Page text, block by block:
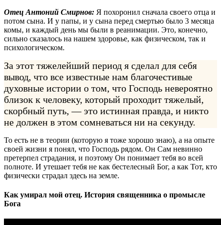
Отец Антоний Смирнов: Я похоронил сначала своего отца и
потом сына. И у папы, и у сына перед смертью было 3 месяца
комы, и каждый день мы были в реанимации. Это, конечно,
сильно сказалось на нашем здоровье, как физическом, так и
психологическом.
За этот тяжелейший период я сделал для себя
вывод, что все известные нам благочестивые
духовные истории о том, что Господь невероятно
близок к человеку, который проходит тяжелый,
скорбный путь, — это истинная правда, и никто
не должен в этом сомневаться ни на секунду.
То есть не в теории (которую я тоже хорошо знаю), а на опыте
своей жизни я понял, что Господь рядом. Он Сам невинно
претерпел страдания, и поэтому Он понимает тебя во всей
полноте. И утешает тебя не как бестелесный Бог, а как Тот, кто
физически страдал здесь на земле.
Как умирал мой отец. История священника о промысле
Бога